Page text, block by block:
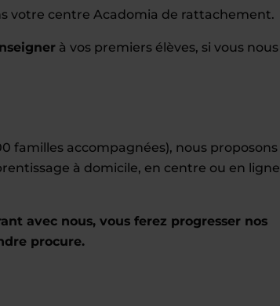
votre centre Acadomia de rattachement.
à vos premiers élèves, si vous nous
familles accompagnées), nous proposons
à domicile, en centre ou en
avec nous, vous ferez progresser nos
procure.